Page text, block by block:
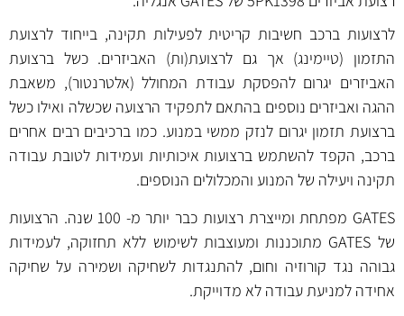
לרצועות ברכב חשיבות קריטית לפעילות תקינה, בייחוד לרצועת
התזמון (טיימינג) אך גם לרצועת(ות) האביזרים. כשל ברצועת
האביזרים יגרום להפסקת עבודת המחולל (אלטרנטור), משאבת
ההגה ואביזרים נוספים בהתאם לתפקיד הרצועה שכשלה ואילו כשל
ברצועת תזמון יגרום לנזק ממשי במנוע. כמו ברכיבים רבים אחרים
ברכב, הקפד להשתמש ברצועות איכותיות ועמידות לטובת עבודה
תקינה ויעילה של המנוע והמכלולים הנוספים.
GATES מפתחת ומייצרת רצועות כבר יותר מ- 100 שנה. הרצועות
של GATES מתוכננות ומעוצבות לשימוש ללא תחזוקה, לעמידות
גבוהה נגד קורוזיה וחום, להתנגדות לשחיקה ושמירה על שחיקה
אחידה למניעת עבודה לא מדוייקת.